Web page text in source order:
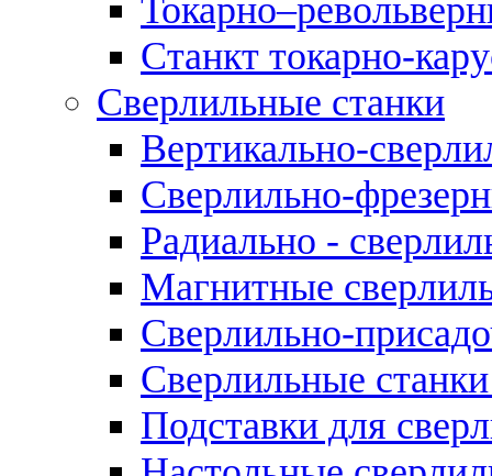
Станкт токарно-
Сверлильные станки
Вертикально-
Сверлильно-
Радиально -
Магнитные
Сверлильно-
Сверлильные
Подставки для